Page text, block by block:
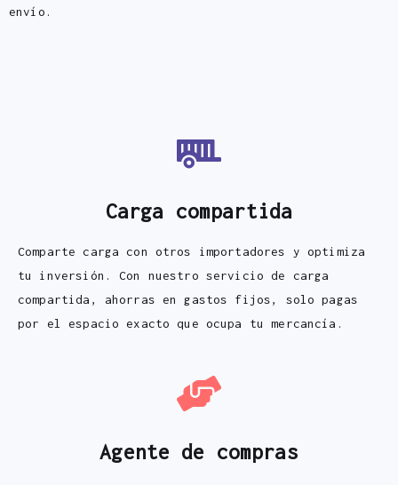
envío.
Carga compartida
Comparte carga con otros importadores y optimiza
tu inversión. Con nuestro servicio de carga
compartida, ahorras en gastos fijos, solo pagas
por el espacio exacto que ocupa tu mercancía.
Agente de compras